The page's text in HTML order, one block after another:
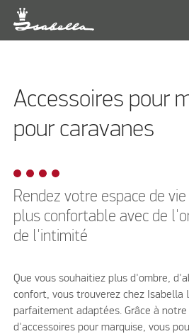
Accessoires pour
pour caravanes
Rendez votre espace de
plus confortable avec de
de l'intimité
Que vous souhaitiez plus d'ombre,
confort, vous trouverez chez Isabella
parfaitement adaptées. Grâce à notre
d'accessoires pour marquise, vous